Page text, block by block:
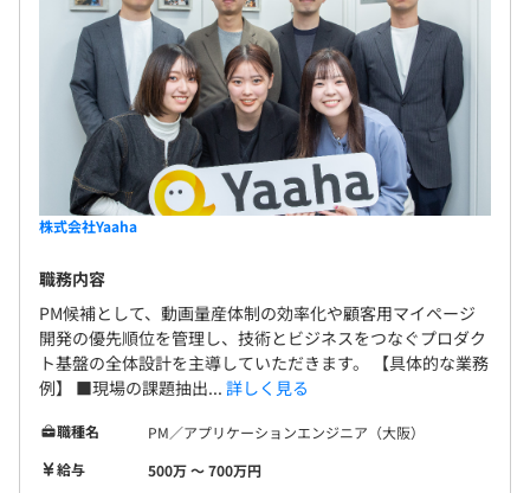
株式会社Yaaha
職務内容
PM候補として、動画量産体制の効率化や顧客用マイページ
開発の優先順位を管理し、技術とビジネスをつなぐプロダク
ト基盤の全体設計を主導していただきます。 【具体的な業務
例】 ■現場の課題抽出... 詳しく見る
職種名
PM／アプリケーションエンジニア（大阪）
給与
500万 〜 700万円